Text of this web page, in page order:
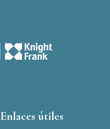
Enlaces útiles